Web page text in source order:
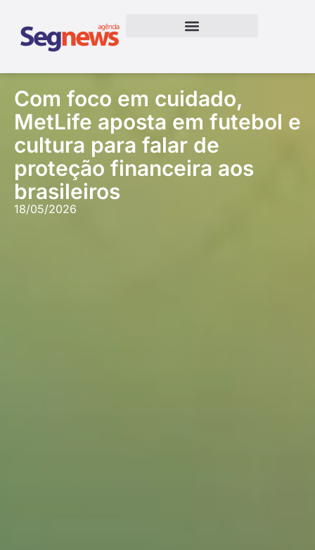
Com foco em cuidado,
MetLife aposta em futebol e
cultura para falar de
proteção financeira aos
brasileiros
18/05/2026